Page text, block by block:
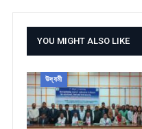
YOU MIGHT ALSO LIKE
উদ্যমী